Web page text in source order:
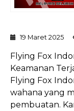
19 Maret 2025
Flying Fox
Keamanan
Flying Fox
wahana yang
pembuatan.